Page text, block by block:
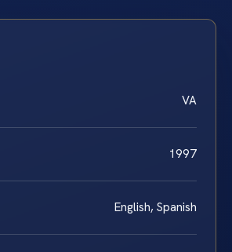
VA
1997
English, Spanish